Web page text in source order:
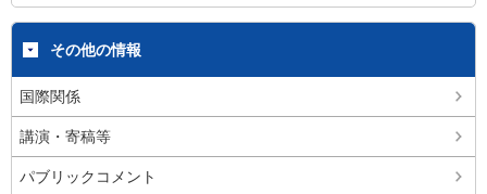
その他の情報
国際関係
講演・寄稿等
パブリックコメント